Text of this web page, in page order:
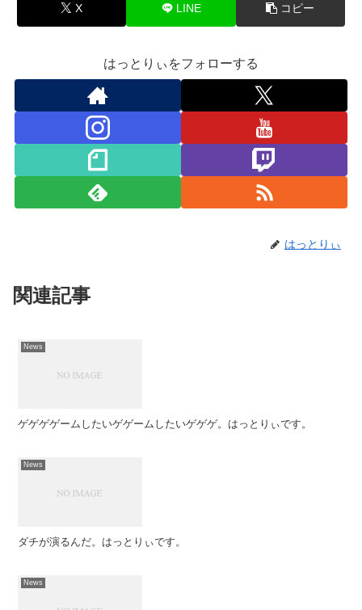
X LINE コピー
はっとりぃをフォローする
はっとりぃ
関連記事
News
ゲゲゲゲームしたいゲゲームしたいゲゲゲ。はっとりぃです。
News
ダチが演るんだ。はっとりぃです。
News